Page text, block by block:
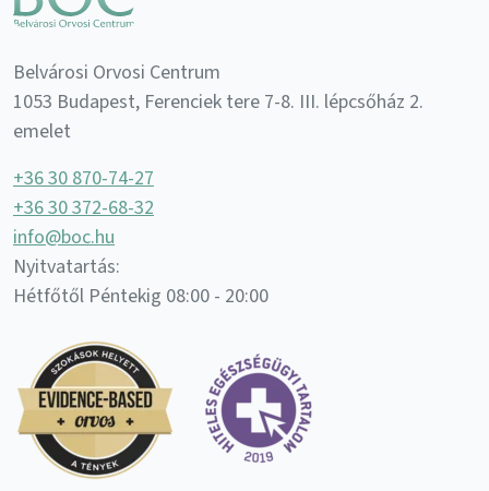
Belvárosi Orvosi Centrum
1053 Budapest, Ferenciek tere 7-8. III. lépcsőház 2.
emelet
+36 30 870-74-27
+36 30 372-68-32
info@boc.hu
Nyitvatartás:
Hétfőtől Péntekig 08:00 - 20:00